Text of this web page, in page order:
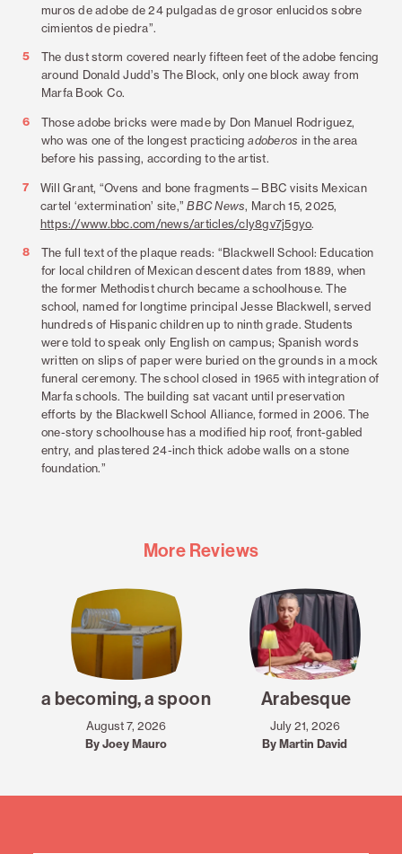
muros de adobe de 24 pulgadas de grosor enlucidos sobre
cimientos de piedra”.
5
The dust storm covered nearly fifteen feet of the adobe fencing
around Donald Judd’s The Block, only one block away from
Marfa Book Co.
6
Those adobe bricks were made by Don Manuel Rodriguez,
who was one of the longest practicingadoberos in the area
before his passing, according to the artist.
7
Will Grant, “Ovens and bone fragments—BBC visits Mexican
cartel ‘extermination’ site,”BBC News, March 15, 2025,
https://www.bbc.com/news/articles/cly8gv7j5gyo.
8
The full text of the plaque reads: “Blackwell School: Education
for local children of Mexican descent dates from 1889, when
the former Methodist church became a schoolhouse. The
school, named for longtime principal Jesse Blackwell, served
hundreds of Hispanic children up to ninth grade. Students
were told to speak only English on campus; Spanish words
written on slips of paper were buried on the grounds in a mock
funeral ceremony. The school closed in 1965 with integration of
Marfa schools. The building sat vacant until preservation
efforts by the Blackwell School Alliance, formed in 2006. The
one-story schoolhouse has a modified hip roof, front-gabled
entry, and plastered 24-inch thick adobe walls on a stone
foundation.”
More Reviews
a becoming, a spoon
August 7, 2026
By Joey Mauro
Arabesque
July 21, 2026
By Martin David